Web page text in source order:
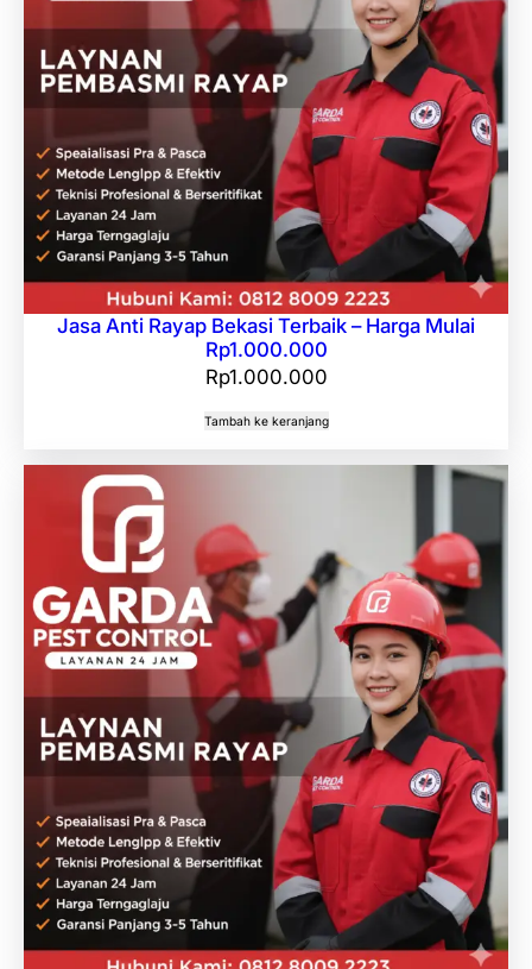
Jasa Anti Rayap Bekasi Terbaik – Harga Mulai
Rp1.000.000
Rp1.000.000
Tambah ke keranjang